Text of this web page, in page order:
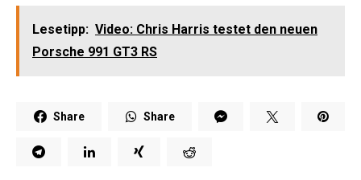
Lesetipp: Video: Chris Harris testet den neuen
Porsche 991 GT3 RS
Share Share